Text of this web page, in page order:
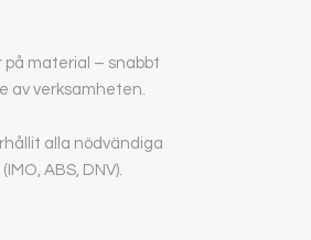
på material – snabbt
av verksamheten.
alla nödvändiga
ABS, DNV).